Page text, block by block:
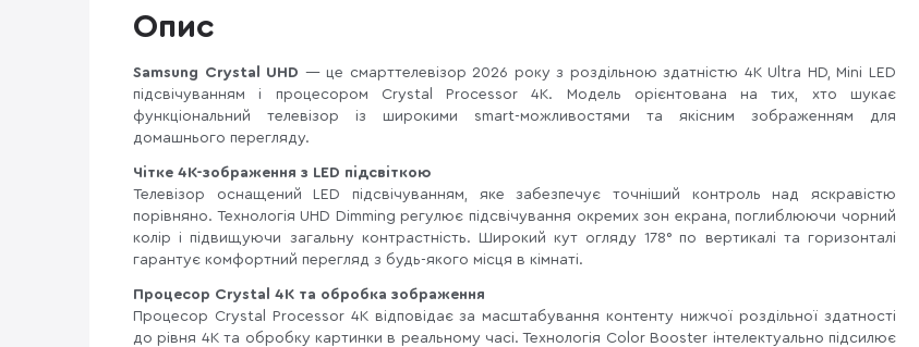
Опис
Samsung Crystal UHD — це смарттелевізор 2026 року з роздільною здатністю 4K Ultra HD, Mini LED
підсвічуванням і процесором Crystal Processor 4K. Модель орієнтована на тих, хто шукає
функціональний телевізор із широкими smart-можливостями та якісним зображенням для
домашнього перегляду.
Чітке 4K-зображення з LED підсвіткою
Телевізор оснащений LED підсвічуванням, яке забезпечує точніший контроль над яскравістю
порівняно. Технологія UHD Dimming регулює підсвічування окремих зон екрана, поглиблюючи чорний
колір і підвищуючи загальну контрастність. Широкий кут огляду 178° по вертикалі та горизонталі
гарантує комфортний перегляд з будь-якого місця в кімнаті.
Процесор Crystal 4K та обробка зображення
Процесор Crystal Processor 4K відповідає за масштабування контенту нижчої роздільної здатності
до рівня 4K та обробку картинки в реальному часі. Технологія Color Booster інтелектуально підсилює